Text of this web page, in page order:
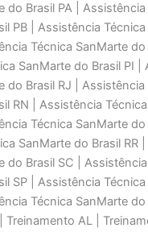
do Brasil PA | Assistência
PB | Assistência
Técnica SanMarte do
SanMarte do Brasil PI |
do Brasil RJ | Assistência
RN | Assistência
Técnica SanMarte do
SanMarte do Brasil RR
do Brasil SC |
SP | Assistência
Técnica SanMarte do
AL |